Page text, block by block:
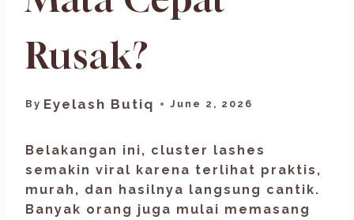
Rusak?
By Eyelash Butiq June 2, 2026
Belakangan ini, cluster lashes
semakin viral karena terlihat praktis,
murah, dan hasilnya langsung cantik.
Banyak orang juga mulai memasang